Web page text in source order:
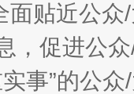
今
面贴近公
，促进公
事”的公